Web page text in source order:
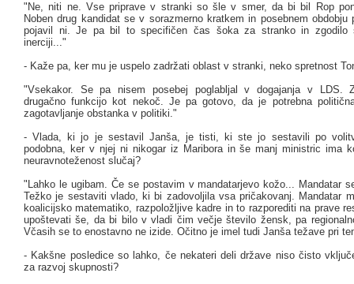
"Ne, niti ne. Vse priprave v stranki so šle v smer, da bi bil Rop
Noben drug kandidat se v sorazmerno kratkem in posebnem obdobju
pojavil ni. Je pa bil to specifičen čas šoka za stranko in zgodilo
inerciji..."
- Kaže pa, ker mu je uspelo zadržati oblast v stranki, neko spretnost
"Vsekakor. Se pa nisem posebej poglabljal v dogajanja v LDS.
drugačno funkcijo kot nekoč. Je pa gotovo, da je potrebna
zagotavljanje obstanka v politiki."
- Vlada, ki jo je sestavil Janša, je tisti, ki ste jo sestavili po
podobna, ker v njej ni nikogar iz Maribora in še manj ministric ima
neuravnoteženost slučaj?
"Lahko le ugibam. Če se postavim v mandatarjevo kožo... Mandatar
Težko je sestaviti vlado, ki bi zadovoljila vsa pričakovanj. Mandatar
koalicijsko matematiko, razpoložljive kadre in to razporediti na prave
upoštevati še, da bi bilo v vladi čim večje število žensk, pa
Včasih se to enostavno ne izide. Očitno je imel tudi Janša težave pri
- Kakšne posledice so lahko, če nekateri deli države niso čisto
za razvoj skupnosti?